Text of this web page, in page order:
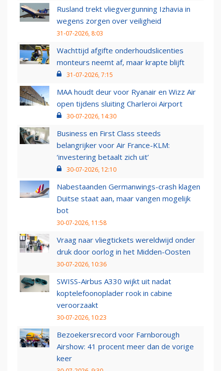
Rusland trekt vliegvergunning Izhavia in
wegens zorgen over veiligheid
31-07-2026, 8:03
Wachttijd afgifte onderhoudslicenties
monteurs neemt af, maar krapte blijft
31-07-2026, 7:15
MAA houdt deur voor Ryanair en Wizz Air
open tijdens sluiting Charleroi Airport
30-07-2026, 14:30
Business en First Class steeds
belangrijker voor Air France-KLM:
‘investering betaalt zich uit’
30-07-2026, 12:10
Nabestaanden Germanwings-crash klagen
Duitse staat aan, maar vangen mogelijk
bot
30-07-2026, 11:58
Vraag naar vliegtickets wereldwijd onder
druk door oorlog in het Midden-Oosten
30-07-2026, 10:36
SWISS-Airbus A330 wijkt uit nadat
koptelefoonoplader rook in cabine
veroorzaakt
30-07-2026, 10:23
Bezoekersrecord voor Farnborough
Airshow: 41 procent meer dan de vorige
keer